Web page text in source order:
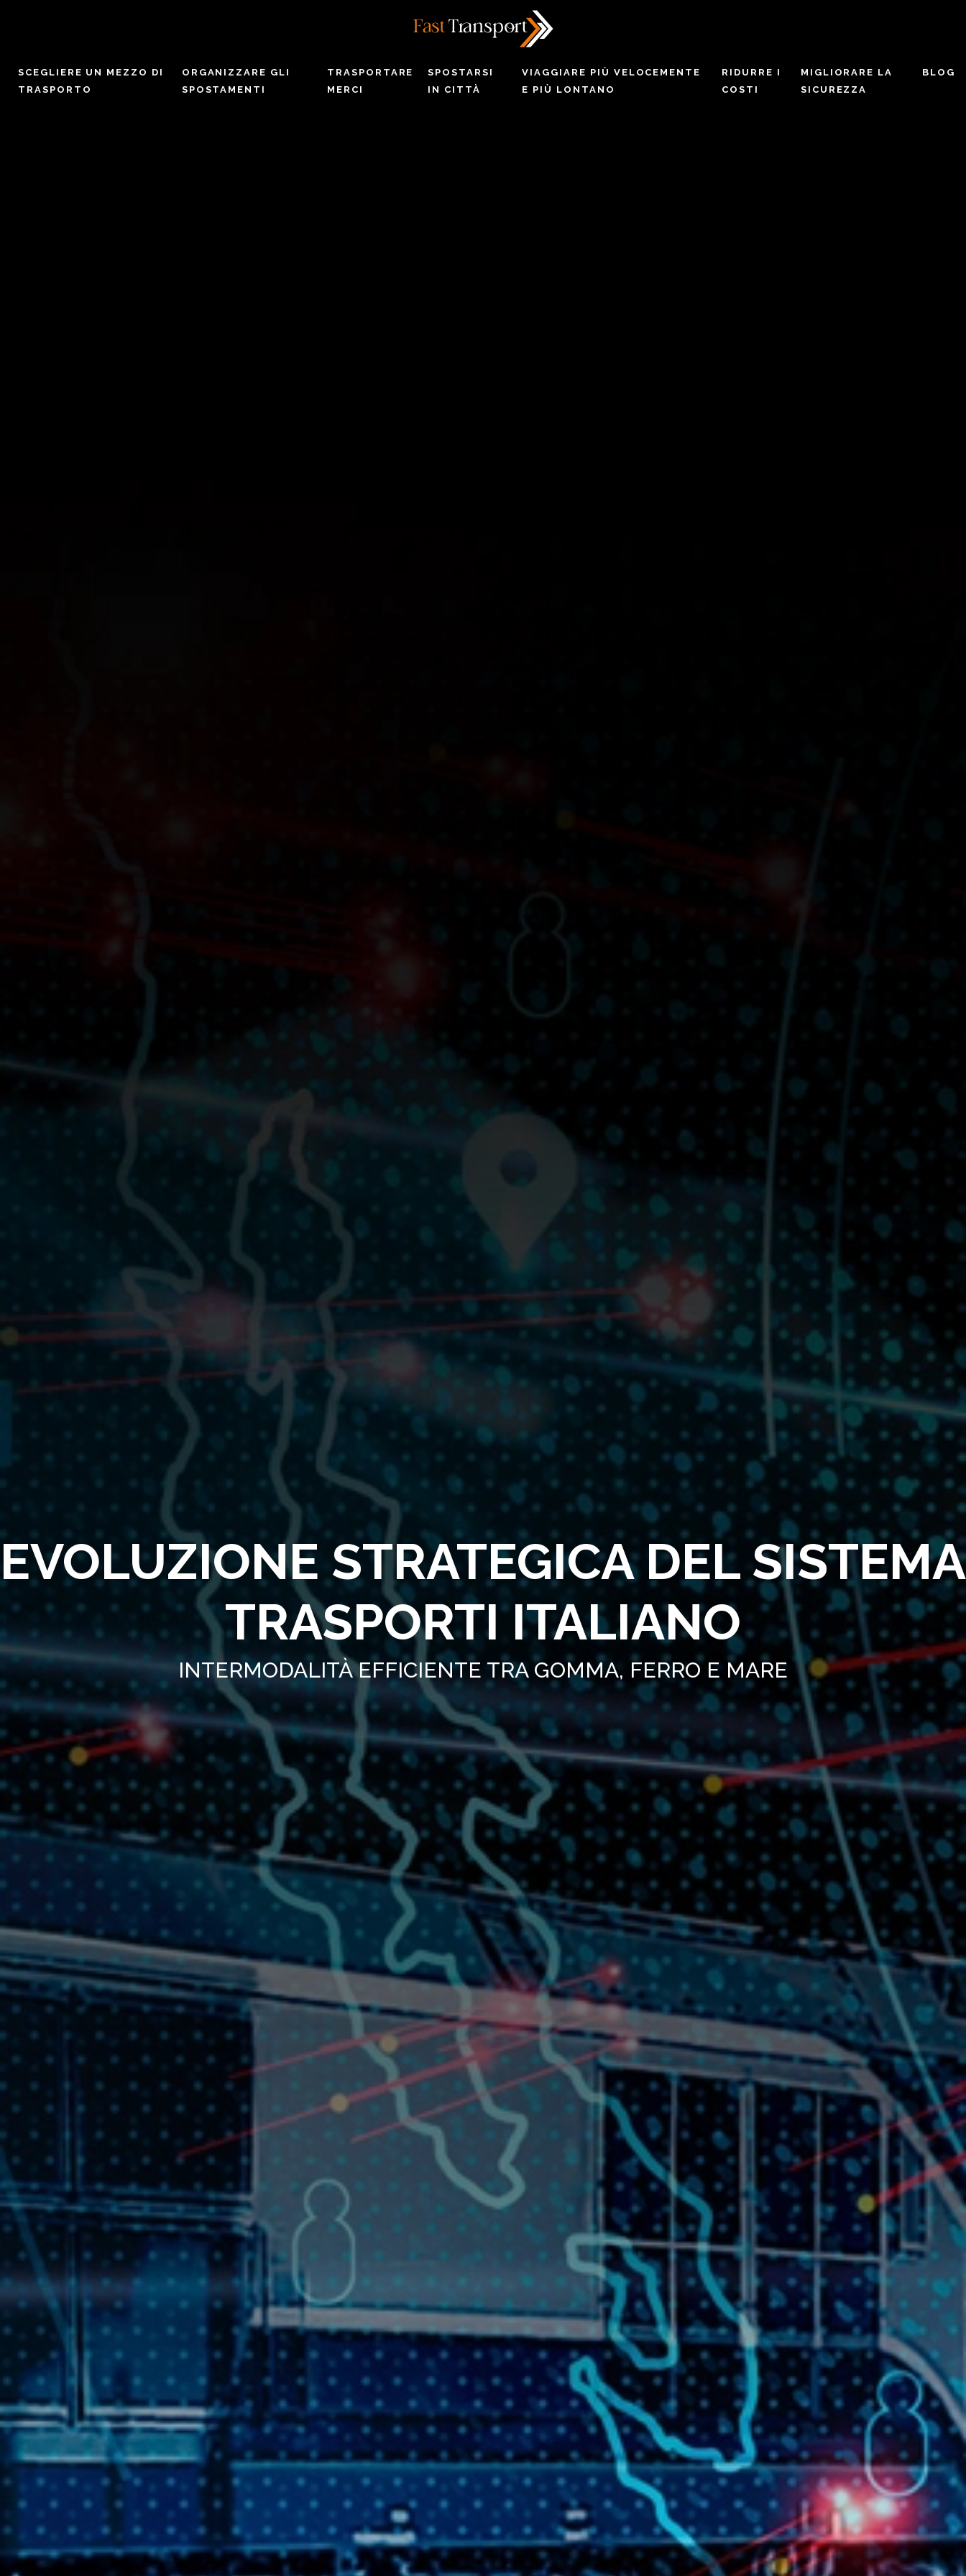
SCEGLIERE UN MEZZO DI
TRASPORTO
ORGANIZZARE GLI
SPOSTAMENTI
TRASPORTARE
MERCI
SPOSTARSI
IN CITTÀ
VIAGGIARE PIÙ VELOCEMENTE
E PIÙ LONTANO
RIDURRE I
COSTI
MIGLIORARE LA
SICUREZZA
BLOG
EVOLUZIONE STRATEGICA DEL SISTEMA
TRASPORTI ITALIANO
INTERMODALITÀ EFFICIENTE TRA GOMMA, FERRO E MARE